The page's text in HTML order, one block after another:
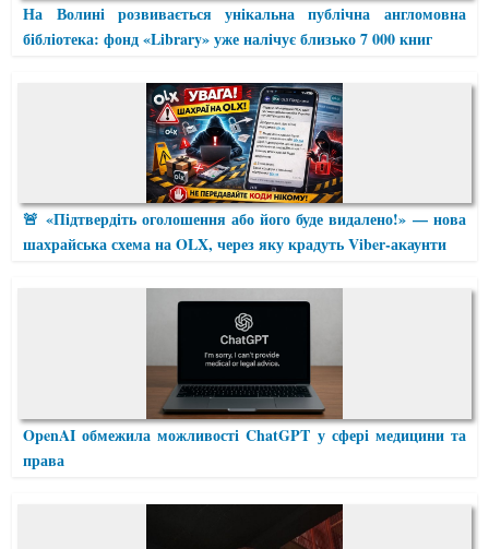
На Волині розвивається унікальна публічна англомовна
бібліотека: фонд «Library» уже налічує близько 7 000 книг
🚨 «Підтвердіть оголошення або його буде видалено!» — нова
шахрайська схема на OLX, через яку крадуть Viber-акаунти
OpenAI обмежила можливості ChatGPT у сфері медицини та
права